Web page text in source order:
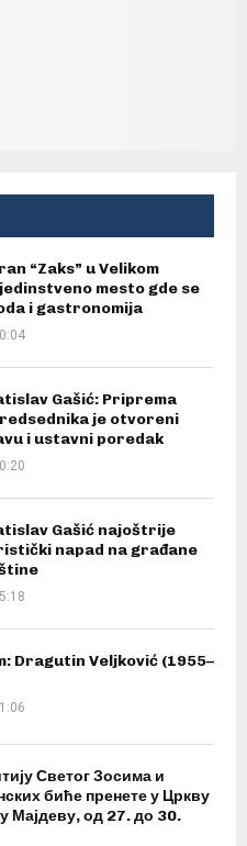
“Zaks” u Velikom
mesto gde se
i gastronomija
Gašić: Priprema
je otvoreni
i ustavni poredak
Gašić najoštrije
napad na građane
Dragutin Veljković (1955–
Светог Зосима и
биће пренете у Цркву
Мајдеву, од 27. до 30.